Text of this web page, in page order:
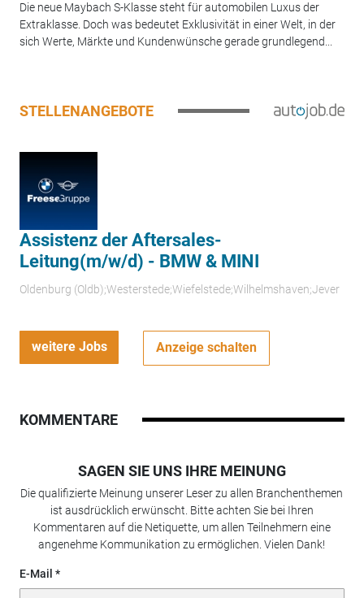
Die neue Maybach S-Klasse steht für automobilen Luxus der
Extraklasse. Doch was bedeutet Exklusivität in einer Welt, in der
sich Werte, Märkte und Kundenwünsche gerade grundlegend...
STELLENANGEBOTE
Assistenz der Aftersales-
Leitung(m/w/d) - BMW & MINI
Oldenburg (Oldb);Westerstede;Wiefelstede;Wilhelmshaven;Jever
weitere Jobs Anzeige schalten
KOMMENTARE
SAGEN SIE UNS IHRE MEINUNG
Die qualifizierte Meinung unserer Leser zu allen Branchenthemen
ist ausdrücklich erwünscht. Bitte achten Sie bei Ihren
Kommentaren auf die Netiquette, um allen Teilnehmern eine
angenehme Kommunikation zu ermöglichen. Vielen Dank!
E-Mail